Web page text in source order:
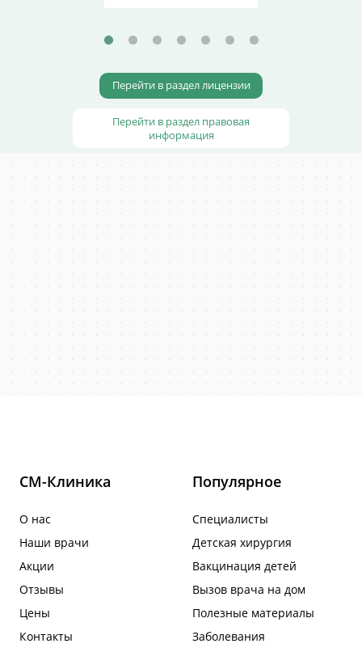
Перейти в раздел лицензии
Перейти в раздел правовая
информация
СМ-Клиника
О нас
Наши врачи
Акции
Отзывы
Цены
Контакты
Популярное
Специалисты
Детская хирургия
Вакцинация детей
Вызов врача на дом
Полезные материалы
Заболевания